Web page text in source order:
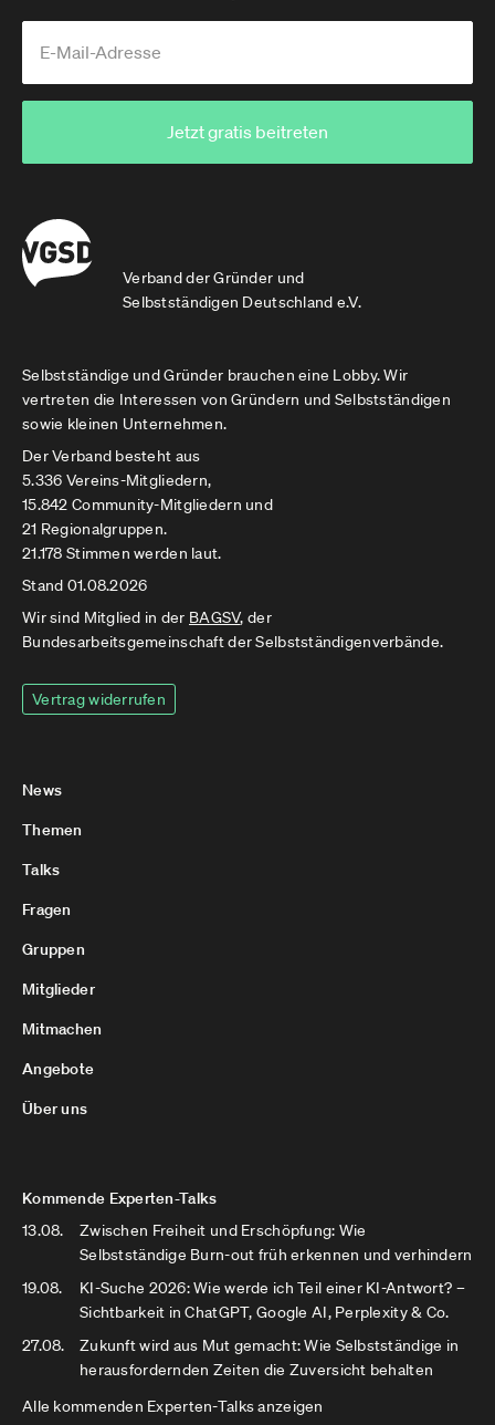
Verband der Gründer und
Selbstständigen Deutschland e.V.
Jetzt gratis beitreten
Selbstständige und Gründer brauchen eine Lobby. Wir
vertreten die Interessen von Gründern und Selbstständigen
sowie kleinen Unternehmen.
Der Verband besteht aus
5.336 Vereins-Mitgliedern,
15.842 Community-Mitgliedern und
21 Regionalgruppen.
21.178 Stimmen werden laut.
Stand 01.08.2026
Wir sind Mitglied in der BAGSV, der
Bundesarbeitsgemeinschaft der Selbstständigenverbände.
Vertrag widerrufen
News
Themen
Talks
Fragen
Gruppen
Mitglieder
Mitmachen
Angebote
Über uns
Kommende Experten-Talks
13.08.
Zwischen Freiheit und Erschöpfung: Wie
Selbstständige Burn-out früh erkennen und verhindern
19.08.
KI-Suche 2026: Wie werde ich Teil einer KI-Antwort? –
Sichtbarkeit in ChatGPT, Google AI, Perplexity & Co.
27.08.
Zukunft wird aus Mut gemacht: Wie Selbstständige in
herausfordernden Zeiten die Zuversicht behalten
Alle kommenden Experten-Talks anzeigen